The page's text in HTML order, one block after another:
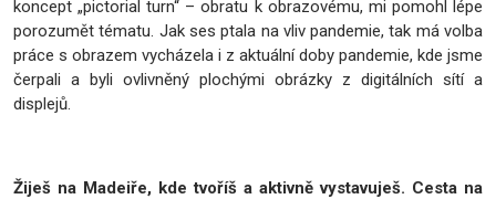
koncept „pictorial turn“ – obratu k obrazovému, mi pomohl lépe
porozumět tématu. Jak ses ptala na vliv pandemie, tak má volba
práce s obrazem vycházela i z aktuální doby pandemie, kde jsme
čerpali a byli ovlivněný plochými obrázky z digitálních sítí a
displejů.
Žiješ na Madeiře, kde tvoříš a aktivně vystavuješ. Cesta na